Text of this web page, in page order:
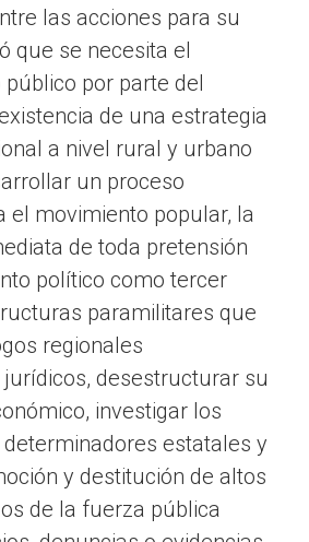
las acciones para su
que se necesita el
por parte del
de una estrategia
a nivel rural y urbano
un proceso
el movimiento popular, la
de toda pretensión
político como tercer
paramilitares que
regionales
desestructurar su
investigar los
estatales y
y destitución de altos
de la fuerza pública